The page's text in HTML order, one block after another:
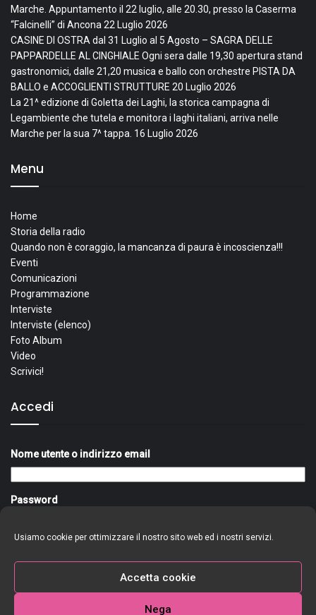
Usiamo cookie per ottimizzare il nostro sito web ed i nostri servizi.
Accetta cookie
Nega
Marche. Appuntamento il 22 luglio, alle 20.30, presso la Caserma
“Falcinelli” di Ancona 22 Luglio 2026
CASINE DI OSTRA dal 31 Luglio al 5 Agosto – SAGRA DELLE
PAPPARDELLE AL CINGHIALE Ogni sera dalle 19,30 apertura stand
gastronomici, dalle 21,20 musica e ballo con orchestre PISTA DA
BALLO e ACCOGLIENTI STRUTTURE 20 Luglio 2026
La 21^ edizione di Goletta dei Laghi, la storica campagna di
Legambiente che tutela e monitora i laghi italiani, arriva nelle
Marche per la sua 7^ tappa. 16 Luglio 2026
Menu
Home
Storia della radio
Quando non è coraggio, la mancanza di paura è incoscienza!!!
Eventi
Comunicazioni
Programmazione
Interviste
Interviste (elenco)
Foto Album
Video
Scrivici!
Accedi
Nome utente o indirizzo email
Password
Ricordami